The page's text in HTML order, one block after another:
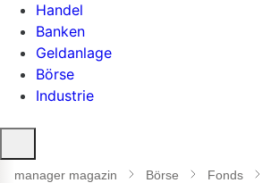
Handel
Banken
Geldanlage
Börse
Industrie
öffnen
manager magazin Börse Fonds